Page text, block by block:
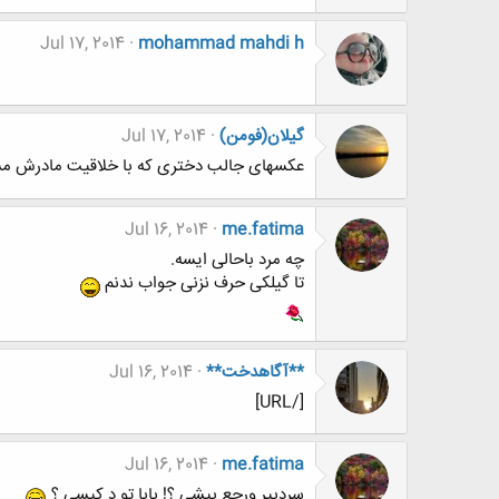
mohammad mahdi h
Jul 17, 2014
گیلان(فومن) Jul 17, 2014
عکسهای جالب دختری که با خلاقیت مادرش
me.fatima
Jul 16, 2014
چه مرد باحالی ایسه.
تا گیلکی حرف نزنی جواب ندنم
**آگاهدخت** Jul 16, 2014
[/URL]
me.fatima
Jul 16, 2014